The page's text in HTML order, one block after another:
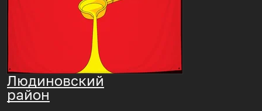
Людиновский
район